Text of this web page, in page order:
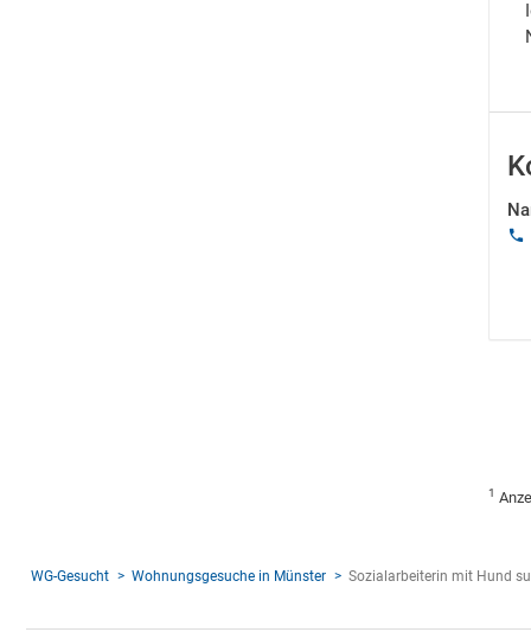
1
WG-Gesucht Wohnungsgesuche in Münster Sozialarbeiterin mit Hund